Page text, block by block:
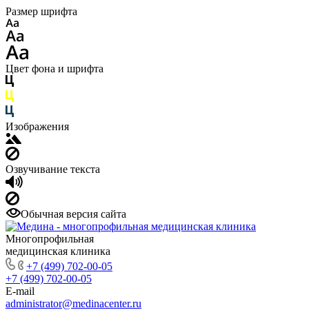
Размер шрифта
Цвет фона и шрифта
Изображения
Озвучивание текста
Обычная версия сайта
Многопрофильная
медицинская клиника
+7 (499) 702-00-05
+7 (499) 702-00-05
E-mail
administrator@medinacenter.ru